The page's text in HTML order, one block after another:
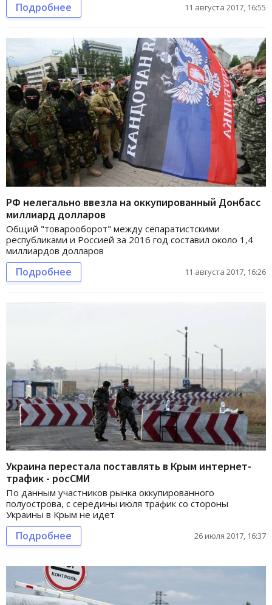
Подробнее 11 августа 2017, 16:55
РФ нелегально ввезла на оккупированный Донбасс
миллиард долларов
Общий "товарооборот" между сепаратистскими
республиками и Россией за 2016 год составил около 1,4
миллиардов долларов
Подробнее 11 августа 2017, 16:26
Украина перестала поставлять в Крым интернет-
трафик - росСМИ
По данным участников рынка оккупированного
полуострова, с середины июля трафик со стороны
Украины в Крым не идет
Подробнее 26 июля 2017, 16:37